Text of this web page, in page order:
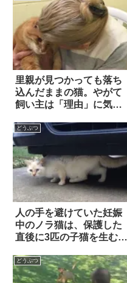
里親が見つかっても落ち
込んだままの猫。やがて
飼い主は「理由」に気づ
どうぶつ
人の手を避けていた妊娠
中のノラ猫は、保護した
直後に3匹の子猫を生む
坊』へと大変身した！！
どうぶつ